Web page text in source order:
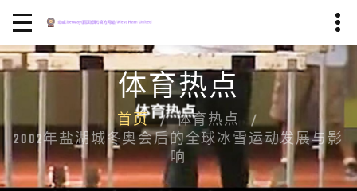
体育热点
首页
体育热点
2002年盐湖城冬奥会后的全球冰雪运动发展与影
响